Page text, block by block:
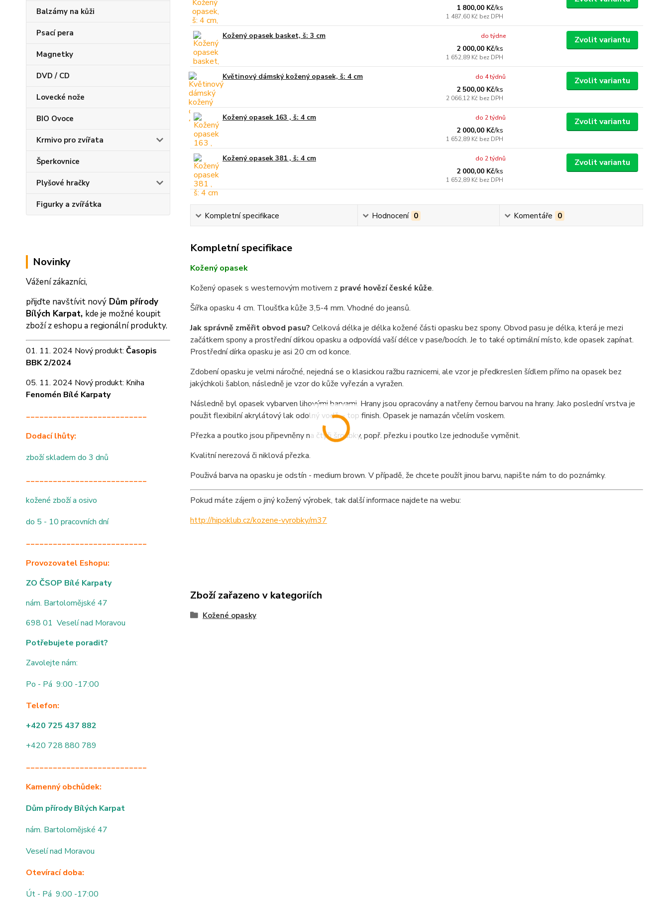
Balzámy na kůži
Psací pera
Magnetky
DVD / CD
Lovecké nože
BIO Ovoce
Krmivo pro zvířata
Šperkovnice
Plyšové hračky
Figurky a zvířátka
Novinky
Vážení zákazníci,
přijďte navštívit nový Dům přírody
Bílých Karpat, kde je možné koupit
zboží z eshopu a regionální produkty.
01. 11. 2024 Nový produkt: Časopis
BBK 2/2024
05. 11. 2024 Nový produkt: Kniha
Fenomén Bílé Karpaty
___________________________
Dodací lhůty:
zboží skladem do 3 dnů
___________________________
kožené zboží a osivo
do 5 - 10 pracovních dní
___________________________
Provozovatel Eshopu:
ZO ČSOP Bílé Karpaty
nám. Bartolomějské 47
698 01 Veselí nad Moravou
Potřebujete poradit?
Zavolejte nám:
Po - Pá 9:00 -17:00
Telefon:
+420 725 437 882
+420 728 880 789
___________________________
Kamenný obchůdek:
Dům přírody Bílých Karpat
nám. Bartolomějské 47
Veselí nad Moravou
Otevírací doba:
Út - Pá 9:00 -17:00
1 800,00 Kč/ks
1 487,60 Kč bez DPH
Kožený opasek basket, š: 3 cm
2 000,00 Kč/ks
1 652,89 Kč bez DPH
do týdne Zvolit variantu
Květinový dámský kožený opasek, š: 4 cm
2 500,00 Kč/ks
2 066,12 Kč bez DPH
do 4 týdnů Zvolit variantu
Kožený opasek 163 , š: 4 cm
2 000,00 Kč/ks
1 652,89 Kč bez DPH
do 2 týdnů Zvolit variantu
Kožený opasek 381 , š: 4 cm
2 000,00 Kč/ks
1 652,89 Kč bez DPH
do 2 týdnů Zvolit variantu
Kompletní specifikace Hodnocení 0 Komentáře 0
Kompletní specifikace
Kožený opasek
Kožený opasek s westernovým motivem z pravé hovězí české kůže.
Šířka opasku 4 cm. Tloušťka kůže 3,5-4 mm. Vhodné do jeansů.
Jak správně změřit obvod pasu? Celková délka je délka kožené části opasku bez spony. Obvod pasu je délka, která je mezi
začátkem spony a prostřední dírkou opasku a odpovídá vaší délce v pase/bocích. Je to také optimální místo, kde opasek zapínat.
Prostřední dírka opasku je asi 20 cm od konce.
Zdobení opasku je velmi náročné, nejedná se o klasickou ražbu raznicemi, ale vzor je předkreslen šídlem přímo na opasek bez
jakýchkoli šablon, následně je vzor do kůže vyřezán a vyražen.
Následně byl opasek vybarven lihovými barvami. Hrany jsou opracovány a natřeny černou barvou na hrany. Jako poslední vrstva je
použit flexibilní akrylátový lak odolný vodě – top finish. Opasek je namazán včelím voskem.
Přezka a poutko jsou připevněny na čtyři šroubky, popř. přezku i poutko lze jednoduše vyměnit.
Kvalitní nerezová či niklová přezka.
Použivá barva na opasku je odstín - medium brown. V případě, že chcete použít jinou barvu, napište nám to do poznámky.
Pokud máte zájem o jiný kožený výrobek, tak další informace najdete na webu:
http://hipoklub.cz/kozene-vyrobky/m37
Zboží zařazeno v kategoriích
Kožené opasky